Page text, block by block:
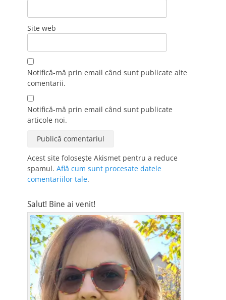
Site web
Notifică-mă prin email când sunt publicate alte
comentarii.
Notifică-mă prin email când sunt publicate
articole noi.
Acest site folosește Akismet pentru a reduce
spamul. Află cum sunt procesate datele
comentariilor tale.
Salut! Bine ai venit!